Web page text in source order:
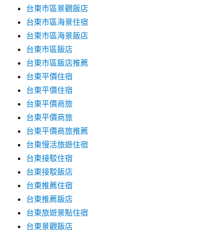
台東市區景觀飯店
台東市區海景住宿
台東市區海景飯店
台東市區飯店
台東市區飯店推薦
台東平價住宿
台東平價住宿
台東平價商旅
台東平價商旅
台東平價商旅推薦
台東慢活旅遊住宿
台東接駁住宿
台東接駁飯店
台東推薦住宿
台東推薦飯店
台東旅遊景點住宿
台東景觀飯店